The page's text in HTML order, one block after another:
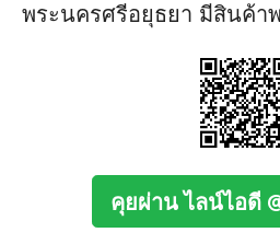
พระนครศรีอยุธยา มีสินค้า
คุยผ่าน ไลน์ไอดี